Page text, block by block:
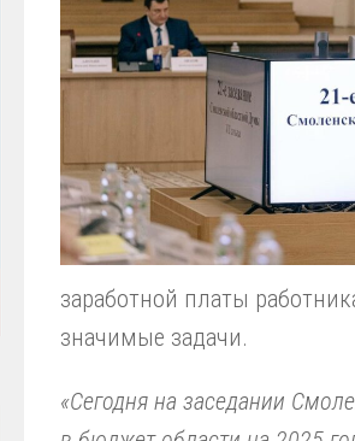
заработной платы
значимые задачи.
«Сегодня на заседании